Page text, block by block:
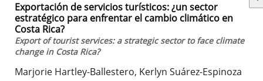
Exportación de servicios turísticos: ¿un sector
estratégico para enfrentar el cambio climático en
Costa Rica?
Export of tourist services: a strategic sector to face climate
change in Costa Rica?
Marjorie Hartley-Ballestero, Kerlyn Suárez-Espinoza